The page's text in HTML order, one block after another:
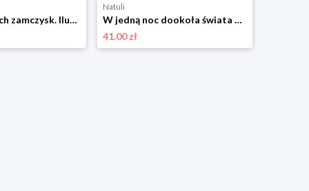
Sekrety starych zamczysk. Ilustrowany skarbiec szkockich legend Wydawnictwo kropka
Natuli
W jedną noc dookoła świata Wydawnictwo kropka
41.00 zł